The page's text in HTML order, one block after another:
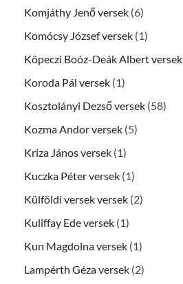
Komjáthy Jenő versek (6)
Komócsy József versek (1)
Köpeczi Boóz-Deák Albert versek
Koroda Pál versek (1)
Kosztolányi Dezső versek (58)
Kozma Andor versek (5)
Kriza János versek (1)
Kuczka Péter versek (1)
Külföldi versek versek (2)
Kuliffay Ede versek (1)
Kun Magdolna versek (1)
Lampérth Géza versek (2)